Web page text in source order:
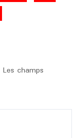
Les champs